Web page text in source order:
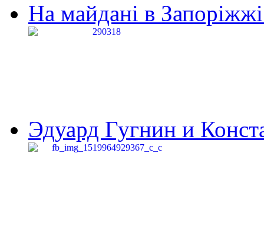
На майдані в
Эдуард Гугнин и